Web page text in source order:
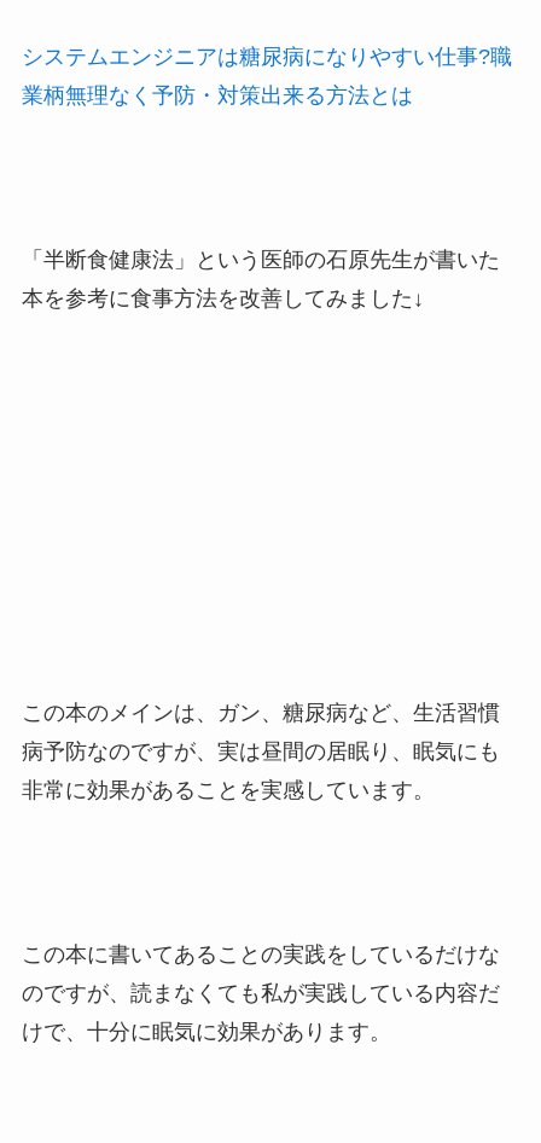
システムエンジニアは糖尿病になりやすい仕事?職
業柄無理なく予防・対策出来る方法とは
「半断食健康法」という医師の石原先生が書いた
本を参考に食事方法を改善してみました↓
この本のメインは、ガン、糖尿病など、生活習慣
病予防なのですが、実は昼間の居眠り、眠気にも
非常に効果があることを実感しています。
この本に書いてあることの実践をしているだけな
のですが、読まなくても私が実践している内容だ
けで、十分に眠気に効果があります。